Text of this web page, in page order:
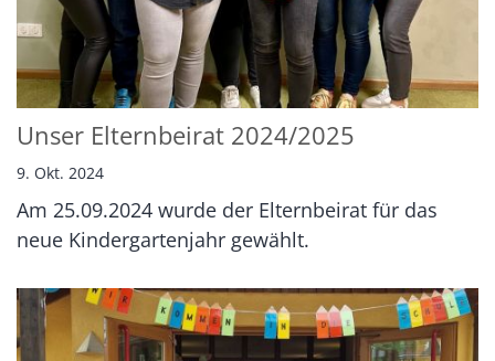
Unser Elternbeirat 2024/2025
9. Okt. 2024
Am 25.09.2024 wurde der Elternbeirat für das
neue Kindergartenjahr gewählt.